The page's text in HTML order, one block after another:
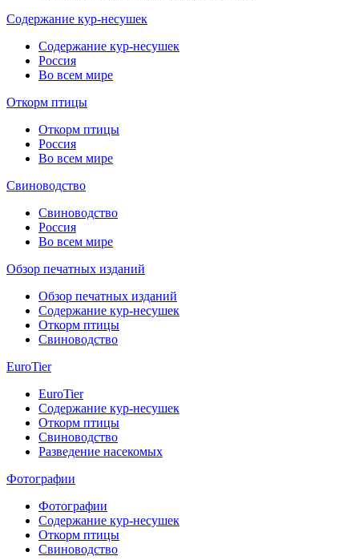
Содержание кур-несушек
Содержание кур-несушек
Россия
Во всем мире
Откорм птицы
Откорм птицы
Россия
Во всем мире
Свиноводство
Свиноводство
Россия
Во всем мире
Обзор печатных изданий
Обзор печатных изданий
Содержание кур-несушек
Откорм птицы
Свиноводство
EuroTier
EuroTier
Содержание кур-несушек
Откорм птицы
Свиноводство
Разведение насекомых
Фотографии
Фотографии
Содержание кур-несушек
Откорм птицы
Свиноводство